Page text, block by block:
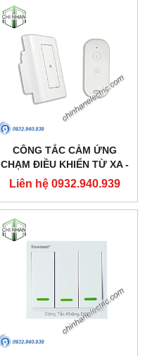
CÔNG TẮC CẢM ỨNG
CHẠM ĐIỀU KHIỂN TỪ XA -
DK1S(1 KÊNH) - KAWASAN
Liên hệ 0932.940.939